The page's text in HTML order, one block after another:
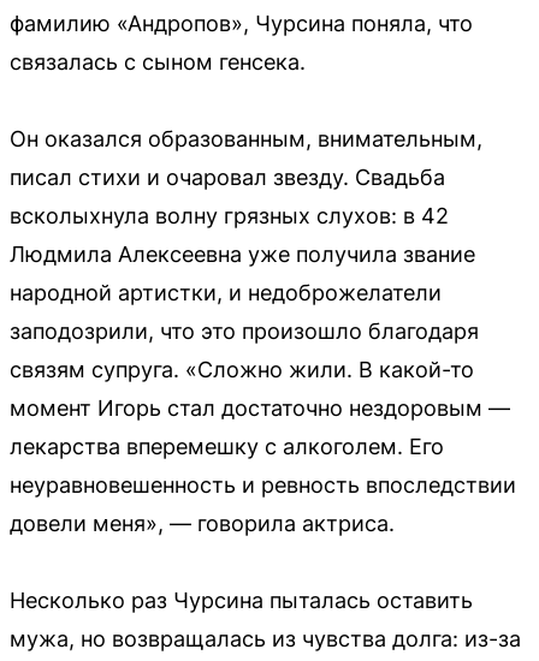
фамилию «Андропов», Чурсина поняла, что
связалась с сыном генсека.
Он оказался образованным, внимательным,
писал стихи и очаровал звезду. Свадьба
всколыхнула волну грязных слухов: в 42
Людмила Алексеевна уже получила звание
народной артистки, и недоброжелатели
заподозрили, что это произошло благодаря
связям супруга. «Сложно жили. В какой-то
момент Игорь стал достаточно нездоровым —
лекарства вперемешку с алкоголем. Его
неуравновешенность и ревность впоследствии
довели меня», — говорила актриса.
Несколько раз Чурсина пыталась оставить
мужа, но возвращалась из чувства долга: из-за